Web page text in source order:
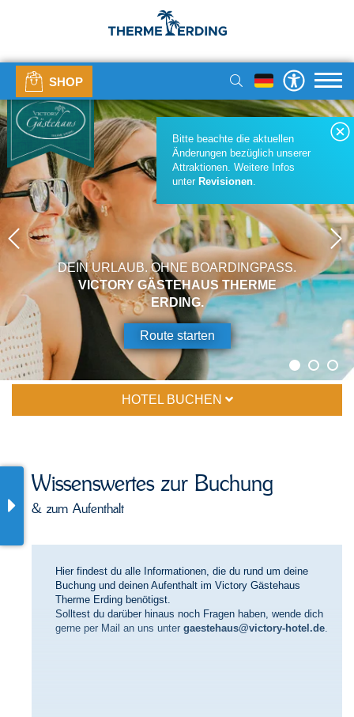
SHOP
Bitte beachte die aktuellen
Änderungen bezüglich unserer
Attraktionen. Weitere Infos
unter Revisionen.
DEIN URLAUB. OHNE BOARDINGPASS.
VICTORY GÄSTEHAUS THERME
ERDING.
Route starten
HOTEL BUCHEN
Wissenswertes zur Buchung
& zum Aufenthalt
Hier findest du alle Informationen, die du rund um deine
Buchung und deinen Aufenthalt im Victory Gästehaus
Therme Erding benötigst.
Solltest du darüber hinaus noch Fragen haben, wende dich
gerne per Mail an uns unter gaestehaus@victory-hotel.de.